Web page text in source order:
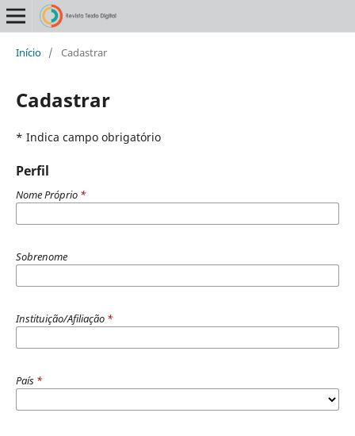
Início / Cadastrar
Cadastrar
* Indica campo obrigatório
Perfil
Nome Próprio *
Sobrenome
Instituição/Afiliação *
País *